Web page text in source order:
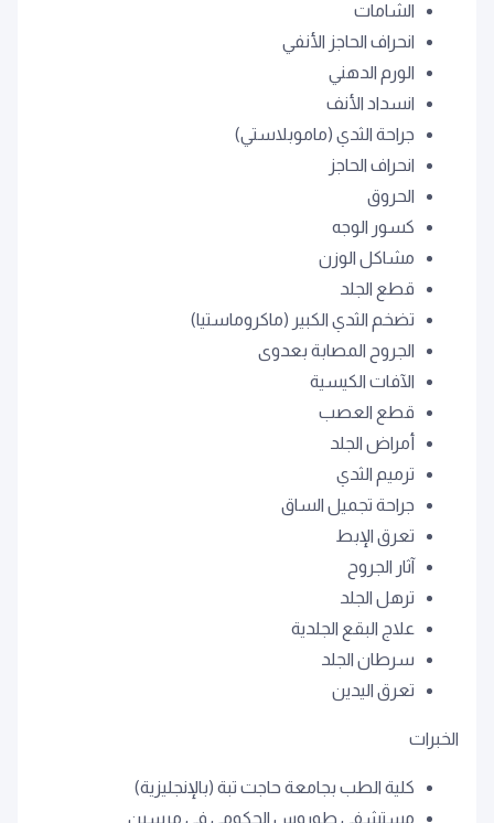
الشامات
انحراف الحاجز الأنفي
الورم الدهني
انسداد الأنف
جراحة الثدي (ماموبلاستي)
انحراف الحاجز
الحروق
كسور الوجه
مشاكل الوزن
قطع الجلد
تضخم الثدي الكبير (ماكروماستيا)
الجروح المصابة بعدوى
الآفات الكيسية
قطع العصب
أمراض الجلد
ترميم الثدي
جراحة تجميل الساق
تعرق الإبط
آثار الجروح
ترهل الجلد
علاج البقع الجلدية
سرطان الجلد
تعرق اليدين
الخبرات
كلية الطب بجامعة حاجت تبة (بالإنجليزية)
مستشفى طوروس الحكومي في مرسين